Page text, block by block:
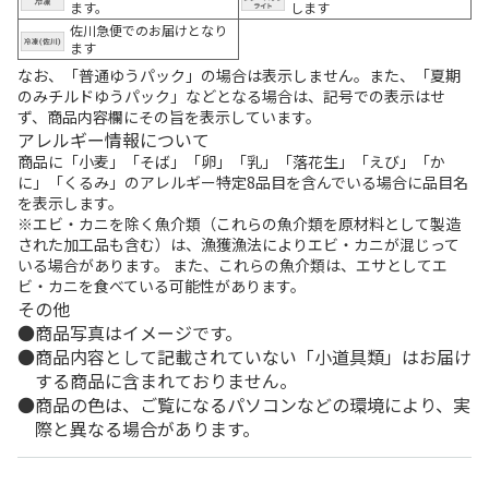
ます。
します
佐川急便でのお届けとなり
ます
なお、「普通ゆうパック」の場合は表示しません。また、「夏期
のみチルドゆうパック」などとなる場合は、記号での表示はせ
ず、商品内容欄にその旨を表示しています。
アレルギー情報について
商品に「小麦」「そば」「卵」「乳」「落花生」「えび」「か
に」「くるみ」のアレルギー特定8品目を含んでいる場合に品目名
を表示します。
※エビ・カニを除く魚介類（これらの魚介類を原材料として製造
された加工品も含む）は、漁獲漁法によりエビ・カニが混じって
いる場合があります。 また、これらの魚介類は、エサとしてエ
ビ・カニを食べている可能性があります。
その他
商品写真はイメージです。
商品内容として記載されていない「小道具類」はお届け
する商品に含まれておりません。
商品の色は、ご覧になるパソコンなどの環境により、実
際と異なる場合があります。